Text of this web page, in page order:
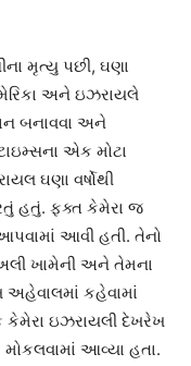
મૃત્યુ પછી, ઘણા
અને ઇઝરાયલે
બનાવવા અને
એક મોટા
ઘણા વર્ષોથી
હતું. ફક્ત કેમેરા જ
આવી હતી. તેનો
ખામેની અને તેમના
અહેવાલમાં કહેવામાં
કેમેરા ઇઝરાયલી દેખરેખ
આવ્યા હતા.